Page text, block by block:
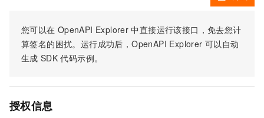
您可以在 OpenAPI Explorer 中直接运行该接口，免去您计
算签名的困扰。运行成功后，OpenAPI Explorer 可以自动
生成 SDK 代码示例。
授权信息